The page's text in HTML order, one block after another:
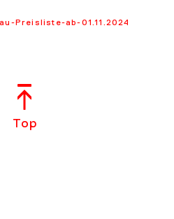
Preisliste-ab-01.11.2024
Top